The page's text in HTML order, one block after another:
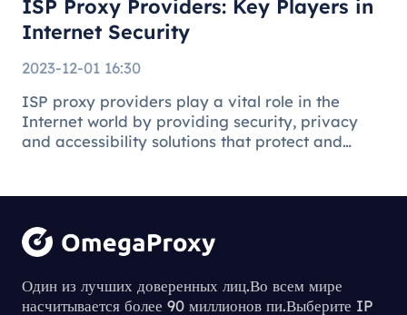
ISP Proxy Providers: Key Players in
Internet Security
2023-12-01 16:30
ISP proxy providers play a vital role in the
Internet world by providing security, privacy
and accessibility solutions that protect and
Understanding
the Process of
Один из лучших доверенных лиц.Во всем мире
насчитывается более 90 миллионов пи.Выберите IP